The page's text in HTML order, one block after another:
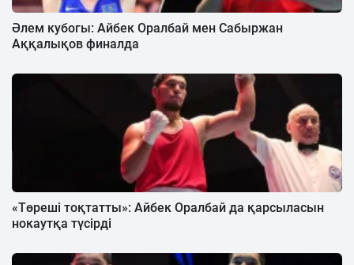
Әлем кубогы: Айбек Оралбай мен Сабыржан
Аққалықов финалда
«Төреші тоқтатты»: Айбек Оралбай да қарсыласын
нокаутқа түсірді